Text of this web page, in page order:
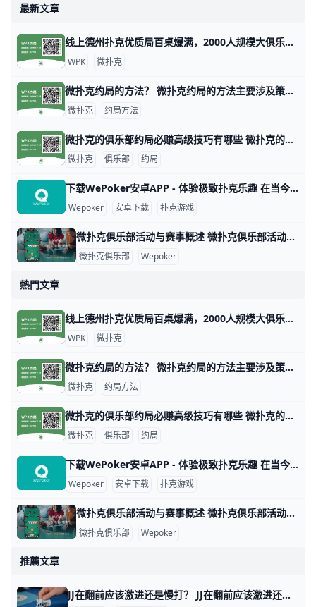
最新文章
线上德州扑克优质局百桌爆满，2000人规模大俱乐部！ 1. 什么是《微扑克》wepoker俱乐部？ 《微扑克》wepoker俱乐部是一个规模达2000人的线上德州扑克俱乐部，提供优质的游戏体验。 2. WP
WPK 微扑克
微扑克约局的方法？ 微扑克约局的方法主要涉及策略、数据分析和心理战等多个方面。以下是一些关键的技巧和策略，帮助玩家在微扑克中取得更好的成绩。 微扑克的基本原理 微扑
微扑克 约局方法
微扑克的俱乐部约局必赚高级技巧有哪些 微扑克的俱乐部约局必赚高级技巧有哪些，玩微扑克俱乐部人一定要知道的高级技巧主要集中在策略、心理战和对手分析等方面。以下是一些有效的高级技巧，
微扑克 俱乐部 约局
下载WePoker安卓APP - 体验极致扑克乐趣 在当今的手机游戏市场中，WePoker以其丰富的扑克游戏玩法和优质的用户体验而备受欢迎。本文将为您详细介绍如何安全、便捷地下载WePoker
Wepoker 安卓下载 扑克游戏
微扑克俱乐部活动与赛事概述 微扑克俱乐部活动与赛事概述 微扑克俱乐部（Wepoker）是一个专注于扑克游戏的在线平台，致力于为会员提供丰富多样的活动和赛事。这些活动不仅包
微扑克俱乐部 Wepoker
熱門文章
线上德州扑克优质局百桌爆满，2000人规模大俱乐部！ 1. 什么是《微扑克》wepoker俱乐部？ 《微扑克》wepoker俱乐部是一个规模达2000人的线上德州扑克俱乐部，提供优质的游戏体验。 2. WP
WPK 微扑克
微扑克约局的方法？ 微扑克约局的方法主要涉及策略、数据分析和心理战等多个方面。以下是一些关键的技巧和策略，帮助玩家在微扑克中取得更好的成绩。 微扑克的基本原理 微扑
微扑克 约局方法
微扑克的俱乐部约局必赚高级技巧有哪些 微扑克的俱乐部约局必赚高级技巧有哪些，玩微扑克俱乐部人一定要知道的高级技巧主要集中在策略、心理战和对手分析等方面。以下是一些有效的高级技巧，
微扑克 俱乐部 约局
下载WePoker安卓APP - 体验极致扑克乐趣 在当今的手机游戏市场中，WePoker以其丰富的扑克游戏玩法和优质的用户体验而备受欢迎。本文将为您详细介绍如何安全、便捷地下载WePoker
Wepoker 安卓下载 扑克游戏
微扑克俱乐部活动与赛事概述 微扑克俱乐部活动与赛事概述 微扑克俱乐部（Wepoker）是一个专注于扑克游戏的在线平台，致力于为会员提供丰富多样的活动和赛事。这些活动不仅包
微扑克俱乐部 Wepoker
推薦文章
JJ在翻前应该激进还是慢打？ JJ在翻前应该激进还是慢打？ 在德州扑克中JJ是一手优秀的起手牌，但如果翻牌圈发出一张A、K或Q，而牌桌上有多个对手，你很可能被打败。这些可能